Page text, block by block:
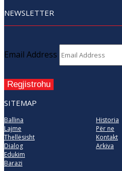
NEWSLETTER
Email Address
Regjistrohu
SITEMAP
Ballina
Lajme
Thellësisht
Dialog
Edukim
Barazi
Historia
Për ne
Kontakt
Arkiva